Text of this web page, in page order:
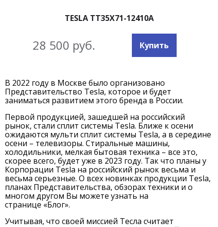
TESLA TT35X71-12410A
28 500 руб. Купить
В 2022 году в Москве было организовано
Представительство Tesla, которое и будет
заниматься развитием этого бренда в России.
Первой продукцией, зашедшей на российский
рынок, стали сплит системы Tesla. Ближе к осени
ожидаются мульти сплит системы Tesla, а в середине
осени – телевизоры. Стиральные машины,
холодильники, мелкая бытовая техника – все это,
скорее всего, будет уже в 2023 году. Так что планы у
Корпорации Tesla на российский рынок весьма и
весьма серьезные. О всех новинках продукции Tesla,
планах Представительства, обзорах техники и о
многом другом Вы можете узнать на
странице «Блог».
Учитывая, что своей миссией Тесла считает